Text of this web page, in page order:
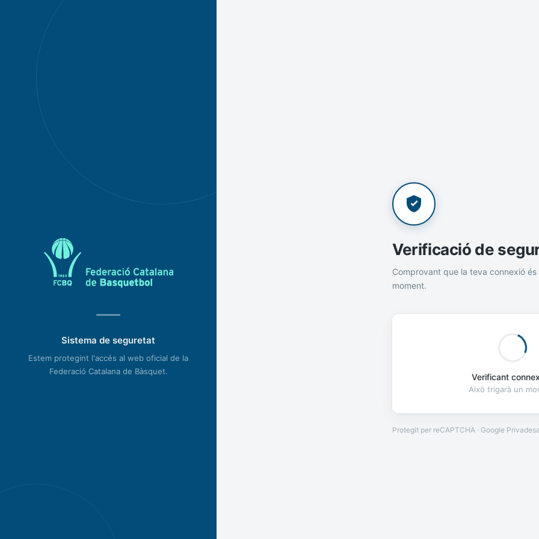
Sistema de seguretat
Estem protegint l'accés al web oficial de la
Federació Catalana de Bàsquet.
Verificació de
Comprovant que la teva connexió és
moment.
Verificant
Això trigarà un
Protegit per reCAPTCHA · Google Privadesa